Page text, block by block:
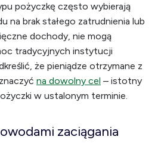
pożyczkę często wybierają
na brak stałego zatrudnienia lub
dochody, nie mogą
tradycyjnych instytucji
że pieniądze otrzymane z
na dowolny cel – istotny
w ustalonym terminie.
zaciągania